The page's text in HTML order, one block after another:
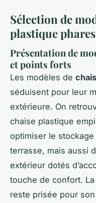
Sélection de
plastique
Présentation de
et points forts
Les modèles de
séduisent pour leur
extérieure. On
chaise plastique
optimiser le
terrasse, mais aussi
extérieur dotés
touche de confort.
reste prisée pour